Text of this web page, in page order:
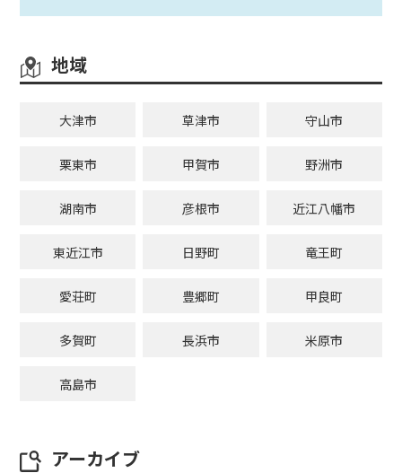
地域
大津市 草津市 守山市
栗東市 甲賀市 野洲市
湖南市 彦根市 近江八幡市
東近江市 日野町 竜王町
愛荘町 豊郷町 甲良町
多賀町 長浜市 米原市
高島市
アーカイブ